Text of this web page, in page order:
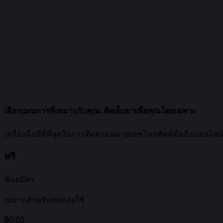
เลือกแผนการที่เหมาะกับคุณ: ตัดเย็บมาเพื่อคุณโดยเฉพาะ
เครื่องมือที่ดีที่สุดในการติดตามหมายเลขโทรศัพท์มือถือออนไลน์
ฟรี
พันธมิตร
เหมาะสำหรับทดลองใช้
฿0.00